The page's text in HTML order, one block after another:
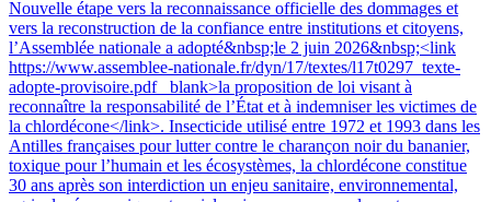
Nouvelle étape vers la reconnaissance officielle des dommages et
vers la reconstruction de la confiance entre institutions et citoyens,
l’Assemblée nationale a adopté&nbsp;le 2 juin 2026&nbsp;<link
https://www.assemblee-nationale.fr/dyn/17/textes/l17t0297_texte-
adopte-provisoire.pdf _blank>la proposition de loi visant à
reconnaître la responsabilité de l’État et à indemniser les victimes de
la chlordécone</link>. Insecticide utilisé entre 1972 et 1993 dans les
Antilles françaises pour lutter contre le charançon noir du bananier,
toxique pour l’humain et les écosystèmes, la chlordécone constitue
30 ans après son interdiction un enjeu sanitaire, environnemental,